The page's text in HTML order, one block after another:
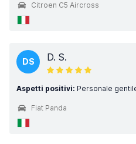
Citroen C5 Aircross
DS D. S.
Aspetti positivi: Personale
Fiat Panda